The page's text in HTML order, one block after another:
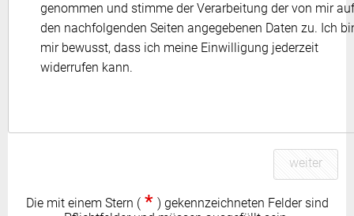
genommen und stimme der Verarbeitung der von mir auf
den nachfolgenden Seiten angegebenen Daten zu. Ich
mir bewusst, dass ich meine Einwilligung jederzeit
widerrufen kann.
weiter
Die mit einem Stern ( * ) gekennzeichneten Felder sind